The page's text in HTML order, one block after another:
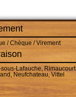
/ Chèque / Virement
Lafauche, Rimaucourt
Neufchateau, Vittel